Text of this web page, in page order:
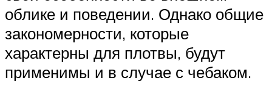
облике и поведении. Однако общие
закономерности, которые
характерны для плотвы, будут
применимы и в случае с чебаком.